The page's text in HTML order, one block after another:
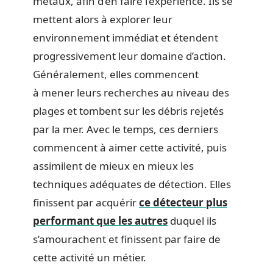
mettent alors à explorer leur
environnement immédiat et étendent
progressivement leur domaine d’action.
Généralement, elles commencent
à mener leurs recherches au niveau des
plages et tombent sur les débris rejetés
par la mer. Avec le temps, ces derniers
commencent à aimer cette activité, puis
assimilent de mieux en mieux les
techniques adéquates de détection. Elles
finissent par acquérirce détecteur plus
performant que les autres duquel ils
s’amourachent et finissent par faire de
cette activité un métier.